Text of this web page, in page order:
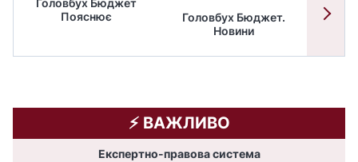
Головбух Бюджет
Пояснює
Головбух Бюджет.
Новини
⚡️ ВАЖЛИВО
Експертно-правова система